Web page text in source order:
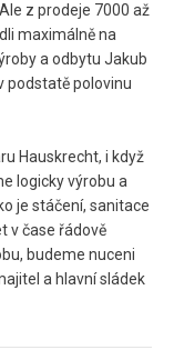
z prodeje 7000 až
maximálně na
a odbytu Jakub
podstatě polovinu
Hauskrecht, i když
logicky výrobu a
je stáčení, sanitace
v čase řádově
budeme nuceni
a hlavní sládek